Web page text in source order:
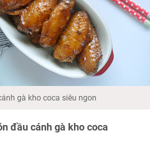
gà kho coca siêu ngon
đầu cánh gà kho coca